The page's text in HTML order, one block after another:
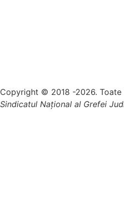
Copyright © 2018 -2026.
Sindicatul Național al Grefei